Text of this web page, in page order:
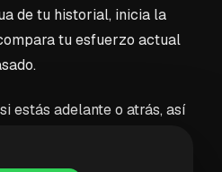
de tu historial, inicia la
tu esfuerzo actual
estás adelante o atrás, así
convierte en el objetivo.